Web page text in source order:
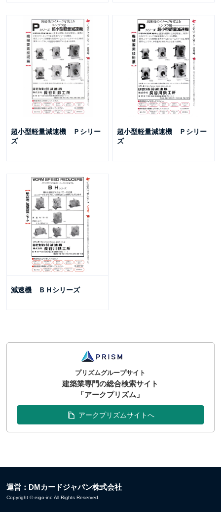
超小型軽量減速機 Ｐシリー
ズ
超小型軽量減速機 Ｐシリー
ズ
減速機 ＢＨシリーズ
プリズムグループサイト
建築業専門の総合検索サイト
「アークプリズム」
アークプリズムサイトへ
運営：DMカードジャパン株式会社
Copyright © eigo-inc All Rights Reserved.